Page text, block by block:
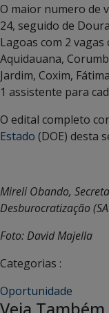
O maior numero de
24, seguido de
Lagoas com 2 vagas
Aquidauana,
Jardim, Coxim,
1 assistente para
O edital completo
Estado (DOE) desta
Mireli Obando,
Desburocratização
Foto: David Majella
Categorias :
Oportunidade